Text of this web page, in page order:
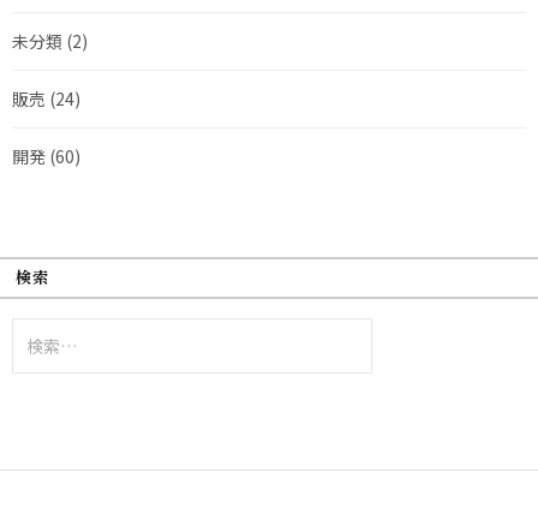
未分類 (2)
販売 (24)
開発 (60)
検索
索: